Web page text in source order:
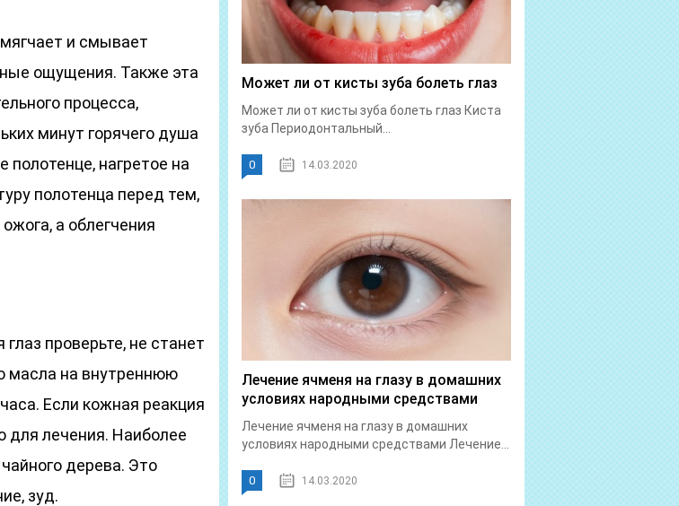
и смывает
ощущения. Также эта
процесса,
минут горячего душа
нагретое на
полотенца перед тем,
а облегчения
проверьте, не станет
масла на внутреннюю
Если кожная реакция
для лечения. Наиболее
дерева. Это
зуд.
Может ли от кисты зуба болеть глаз
Может ли от кисты зуба болеть глаз Киста
зуба Периодонтальный...
0 14.03.2020
Лечение ячменя на глазу в домашних
условиях народными средствами
Лечение ячменя на глазу в домашних
условиях народными средствами Лечение...
0 14.03.2020